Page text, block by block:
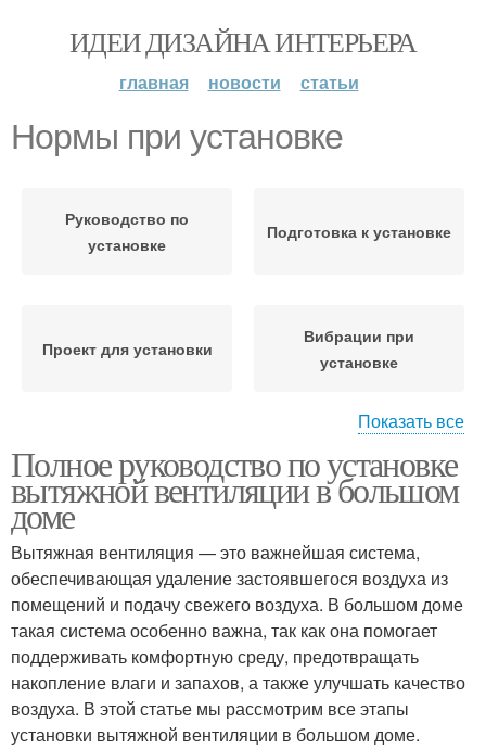
ИДЕИ ДИЗАЙНА ИНТЕРЬЕРА
главная новости статьи
Нормы при установке
Руководство по
установке
Подготовка к установке
Проект для установки
Вибрации при
установке
Место для установки
Показать все
Полное руководство по установке
вытяжной вентиляции в большом
доме
Вытяжная вентиляция — это важнейшая система,
обеспечивающая удаление застоявшегося воздуха из
помещений и подачу свежего воздуха. В большом доме
такая система особенно важна, так как она помогает
поддерживать комфортную среду, предотвращать
накопление влаги и запахов, а также улучшать качество
воздуха. В этой статье мы рассмотрим все этапы
установки вытяжной вентиляции в большом доме.